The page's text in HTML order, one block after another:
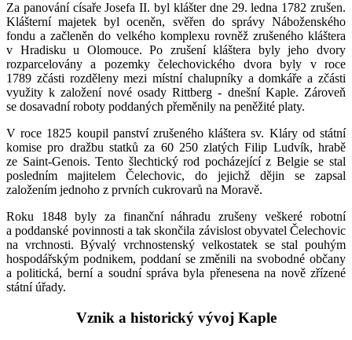
Za panování císaře Josefa II. byl klášter dne 29. ledna 1782 zrušen.
Klášterní majetek byl oceněn, svěřen do správy Náboženského
fondu a začleněn do velkého komplexu rovněž zrušeného kláštera
v Hradisku u Olomouce. Po zrušení kláštera byly jeho dvory
rozparcelovány a pozemky čelechovického dvora byly v roce
1789 zčásti rozděleny mezi místní chalupníky a domkáře a zčásti
využity k založení nové osady Rittberg - dnešní Kaple. Zároveň
se dosavadní roboty poddaných přeměnily na peněžité platy.
V roce 1825 koupil panství zrušeného kláštera sv. Kláry od státní
komise pro dražbu statků za 60 250 zlatých Filip Ludvík, hrabě
ze Saint-Genois. Tento šlechtický rod pocházející z Belgie se stal
posledním majitelem Čelechovic, do jejichž dějin se zapsal
založením jednoho z prvních cukrovarů na Moravě.
Roku 1848 byly za finanční náhradu zrušeny veškeré robotní
a poddanské povinnosti a tak skončila závislost obyvatel Čelechovic
na vrchnosti. Bývalý vrchnostenský velkostatek se stal pouhým
hospodářským podnikem, poddaní se změnili na svobodné občany
a politická, berní a soudní správa byla přenesena na nově zřízené
státní úřady.
Vznik a historický vývoj Kaple